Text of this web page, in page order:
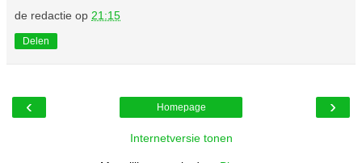
de redactie op 21:15
Delen
‹ ›
Homepage
Internetversie tonen